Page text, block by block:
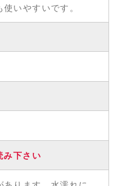
いやすいです。
み下さい